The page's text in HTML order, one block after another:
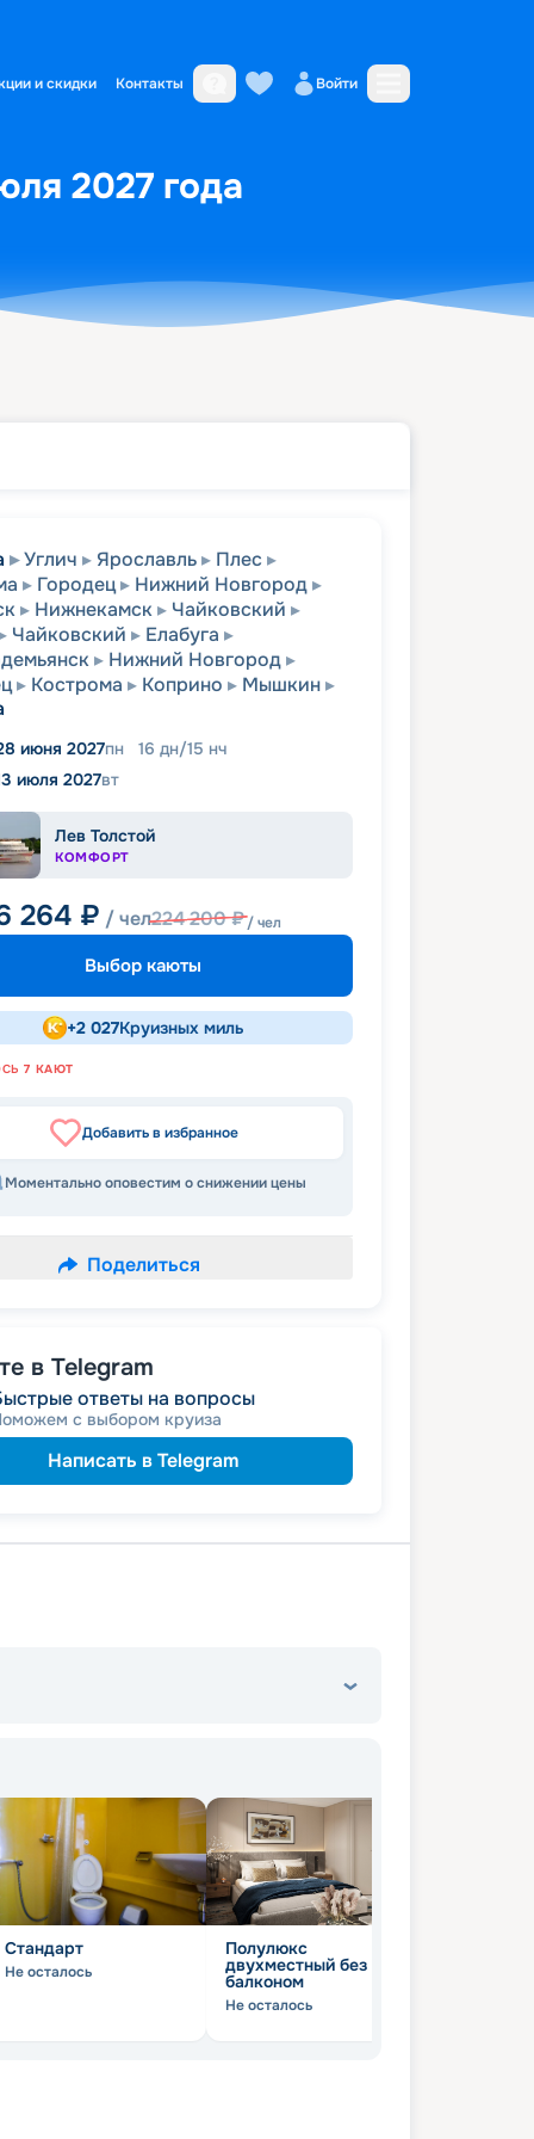
и скидки Контакты Войти
2027 года
Углич Ярославль
Плес
Городец
Нижний Новгород
Нижнекамск
Чайковский
Чайковский
Елабуга
Нижний Новгород
Кострома Коприно
Мышкин
июня 2027пн 16 дн/15 нч
июля 2027вт
Лев Толстой
КОМФОРТ
264 ₽ / чел224 200₽/ чел
Выбор каюты
+2 027Круизных миль
7 КАЮТ
Добавить в избранное
Моментально оповестим о снижении цены
Поделиться
в Telegram
ответы на вопросы
с выбором круиза
Написать в Telegram
Стандарт
Не осталось
Полулюкс
двухместный без
балконом
Не осталось